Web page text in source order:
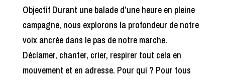
Objectif Durant une balade d’une heure en pleine
campagne, nous explorons la profondeur de notre
voix ancrée dans le pas de notre marche.
Déclamer, chanter, crier, respirer tout cela en
mouvement et en adresse. Pour qui ? Pour tous